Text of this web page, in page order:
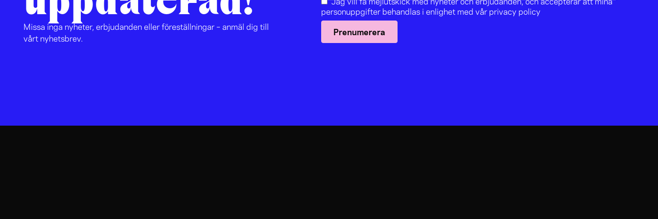
Missa inga nyheter, erbjudanden eller föreställningar – anmäl dig till
vårt nyhetsbrev.
Jag vill få mejlutskick med nyheter och erbjudanden, och accepterar att mina
personuppgifter behandlas i enlighet med vår privacy policy
Prenumerera